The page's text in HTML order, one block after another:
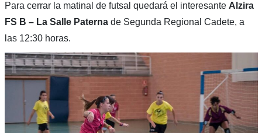
Para cerrar la matinal de futsal quedará el interesante Alzira
FS B – La Salle Paternade Segunda Regional Cadete, a
las 12:30 horas.